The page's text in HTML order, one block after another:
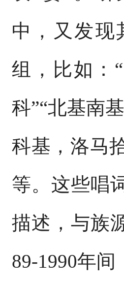
中，又发现
组，比如：
科”“北基南
科基，洛马
等。这些唱
描述，与族
89-1990年